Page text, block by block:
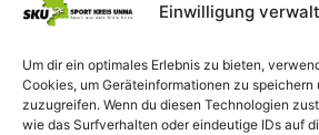
Einwilligung
Um dir ein optimales Erlebnis zu bieten,
Cookies, um Geräteinformationen zu speichern
zuzugreifen. Wenn du diesen Technologien
wie das Surfverhalten oder eindeutige IDs auf